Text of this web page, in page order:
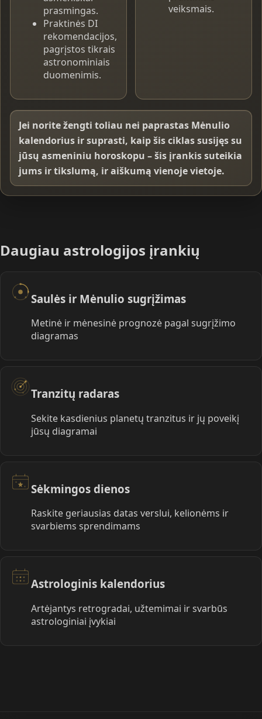
prasmingas.
Praktinės DI
rekomendacijos,
pagrįstos tikrais
astronominiais
duomenimis.
veiksmais.
Jei norite žengti toliau nei paprastas Mėnulio
kalendorius ir suprasti, kaip šis ciklas susijęs su
jūsų asmeniniu horoskopu – šis įrankis suteikia
jums ir tikslumą, ir aiškumą vienoje vietoje.
Daugiau astrologijos įrankių
Saulės ir Mėnulio sugrįžimas
Metinė ir mėnesinė prognozė pagal sugrįžimo
diagramas
Tranzitų radaras
Sekite kasdienius planetų tranzitus ir jų poveikį
jūsų diagramai
Sėkmingos dienos
Raskite geriausias datas verslui, kelionėms ir
svarbiems sprendimams
Astrologinis kalendorius
Artėjantys retrogradai, užtemimai ir svarbūs
astrologiniai įvykiai